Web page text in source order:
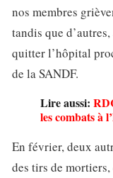
nos membres
tandis que
quitter l’hôpital
de la SANDF.
Lire aussi:
les combats à
En février, deux
des tirs de